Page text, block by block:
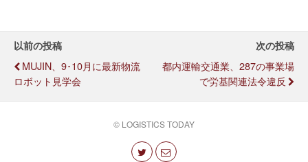
以前の投稿
MUJIN、9･10月に最新物流
ロボット見学会
次の投稿
都内運輸交通業、287の事業場
で労基関連法令違反
© LOGISTICS TODAY